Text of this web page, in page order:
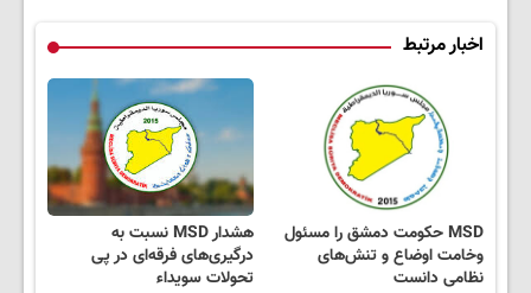
اخبار مرتبط
MSD حکومت دمشق را مسئول
وخامت اوضاع و تنش‌های
نظامی دانست
هشدار MSD نسبت به
درگیری‌های فرقه‌ای در پی
تحولات سویداء